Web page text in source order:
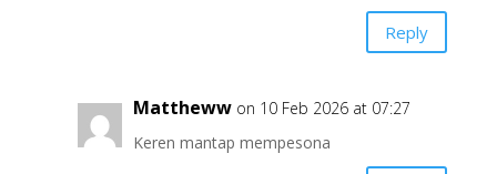
Reply
Mattheww on 10 Feb 2026 at 07:27
Keren mantap mempesona